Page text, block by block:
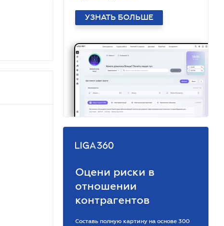
УЗНАТЬ БОЛЬШЕ
Оцени риски в
отношении
контрагентов
Составь полную картину на основе 300